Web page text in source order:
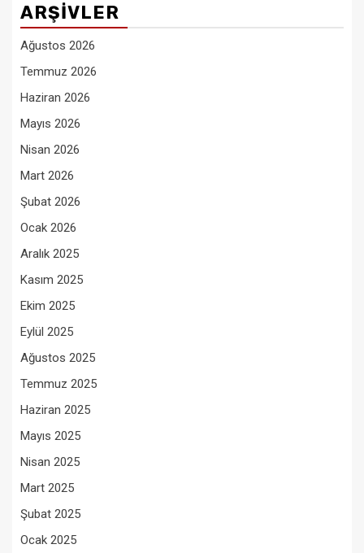
ARŞIVLER
Ağustos 2026
Temmuz 2026
Haziran 2026
Mayıs 2026
Nisan 2026
Mart 2026
Şubat 2026
Ocak 2026
Aralık 2025
Kasım 2025
Ekim 2025
Eylül 2025
Ağustos 2025
Temmuz 2025
Haziran 2025
Mayıs 2025
Nisan 2025
Mart 2025
Şubat 2025
Ocak 2025